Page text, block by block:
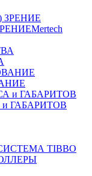
Mertech
ГАБАРИТОВ
TIBBO